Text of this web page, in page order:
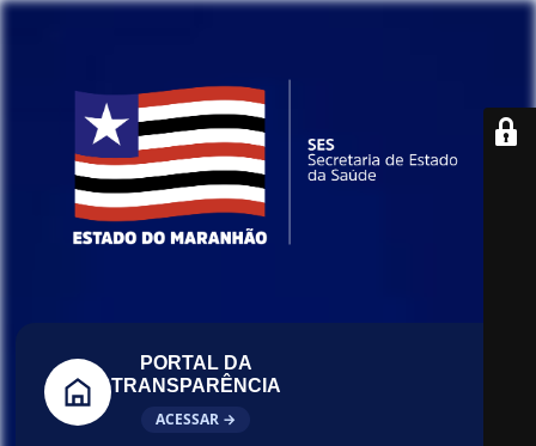
PORTAL DA
TRANSPARÊNCIA
ACESSAR →